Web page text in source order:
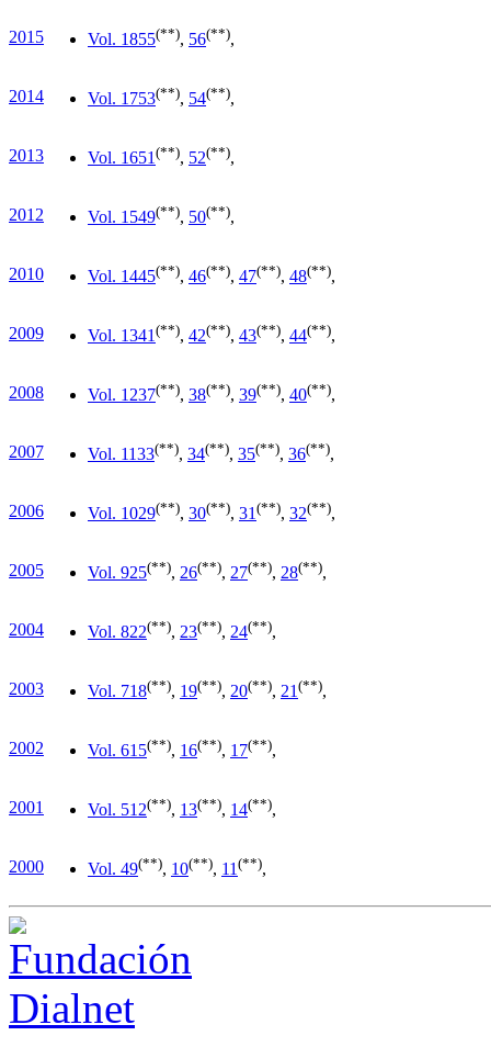
2015 Vol. 1855(**), 56(**),
2014 Vol. 1753(**), 54(**),
2013 Vol. 1651 (**), 52(**),
2012 Vol. 1549(**), 50(**),
2010 Vol. 1445(**), 46(**), 47(**), 48(**),
2009 Vol. 1341 (**), 42(**), 43(**), 44(**),
2008 Vol. 1237(**), 38(**), 39(**), 40(**),
2007 Vol. 1133(**), 34(**), 35(**), 36(**),
2006 Vol. 1029(**), 30(**), 31 (**), 32(**),
2005 Vol. 925(**), 26(**), 27(**), 28(**),
2004 Vol. 822(**), 23(**), 24(**),
2003 Vol. 718(**), 19(**), 20(**), 21 (**),
2002 Vol. 615(**), 16(**), 17(**),
2001 Vol. 512(**), 13(**), 14(**),
2000 Vol. 49(**), 10(**), 11 (**),